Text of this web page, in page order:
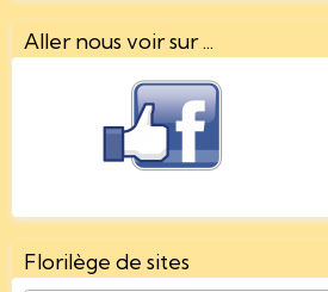
Aller nous voir sur ...
Florilège de sites